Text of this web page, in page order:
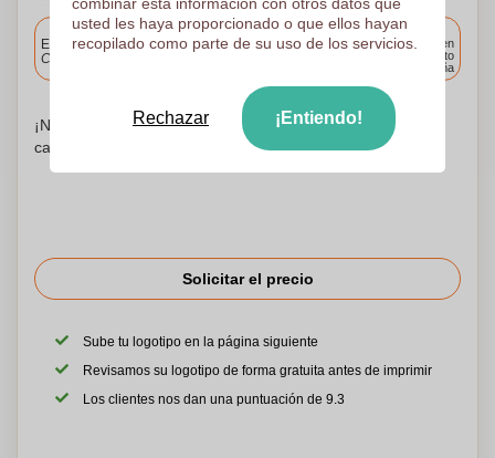
Incluido
Entrega estándar
Cargue y apruebe sus archivos antes de las 9.30 a.m.
Entrega en
cualquier punto
de España
¡No te preocupes! Simplemente suba sus archivos a la
canasta de compras
Solicitar el precio
Sube tu logotipo en la página siguiente
Revisamos su logotipo de forma gratuita antes de imprimir
Los clientes nos dan una puntuación de 9.3
usted les haya proporcionado o que ellos hayan
recopilado como parte de su uso de los servicios.
Rechazar ¡Entiendo!